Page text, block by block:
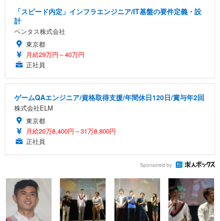
「スピード内定」インフラエンジニア/IT基盤の要件定義・設
計
ベンタス株式会社
東京都
月給29万円～40万円
正社員
ゲームQAエンジニア/資格取得支援/年間休日120日/賞与年2回
株式会社ELM
東京都
月給20万8,400円～31万8,800円
正社員
Sponsored by